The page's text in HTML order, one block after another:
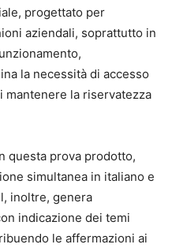
progettato per
aziendali, soprattutto in
la necessità di accesso
mantenere la riservatezza
questa prova prodotto,
simultanea in italiano e
inoltre, genera
indicazione dei temi
le affermazioni ai